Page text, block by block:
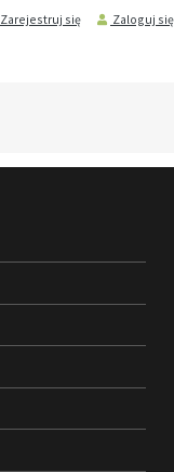
Zarejestruj się Zaloguj się